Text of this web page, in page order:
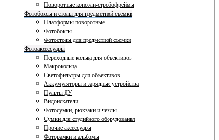
Поворотные консоли-стробофреймы
Фотобоксы и столы для предметной съемки
Платформы поворотные
Фотобоксы
Фотостолы для предметной съемки
Фотоаксессуары
Переходные кольца для объективов
Макрокольца
Светофильтры для объективов
Аккумуляторы и зарядные устройства
Пульты ДУ
Видоискатели
Фотосумки, рюкзаки и чехлы
Сумки для студийного оборудования
Прочие аксессуары
Фоторамки и альбомы